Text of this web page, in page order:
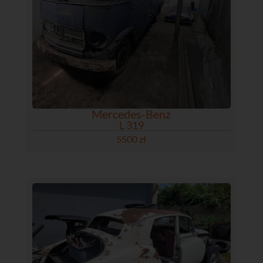
Mercedes-Benz
L 319
5500 zł